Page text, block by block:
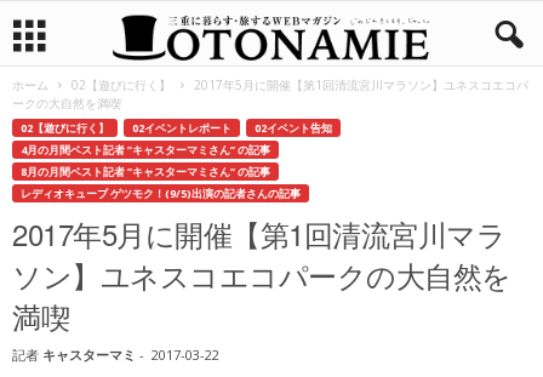
ホーム 02【遊びに行く】
2017年5月に開催【第1回清流宮川マラソン】ユネスコエコパ
ークの大自然を満喫
02【遊びに行く】 02イベントレポート
02イベント告知
4月の月間ベスト記者 ”キャスターマミさん” の記事
8月の月間ベスト記者 ”キャスターマミさん” の記事
レディオキューブ ゲツモク！(9/5)出演の記者さんの記事
2017年5月に開催【第1回清流宮川マラ
ソン】ユネスコエコパークの大自然を
満喫
記者 キャスターマミ - 2017-03-22